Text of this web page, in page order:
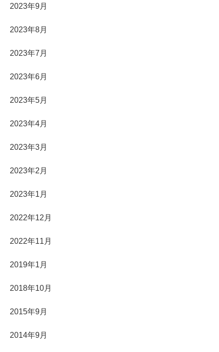
2023年9月
2023年8月
2023年7月
2023年6月
2023年5月
2023年4月
2023年3月
2023年2月
2023年1月
2022年12月
2022年11月
2019年1月
2018年10月
2015年9月
2014年9月